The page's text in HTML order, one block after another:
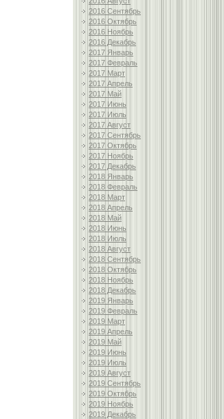
2016 Сентябрь
2016 Октябрь
2016 Ноябрь
2016 Декабрь
2017 Январь
2017 Февраль
2017 Март
2017 Апрель
2017 Май
2017 Июнь
2017 Июль
2017 Август
2017 Сентябрь
2017 Октябрь
2017 Ноябрь
2017 Декабрь
2018 Январь
2018 Февраль
2018 Март
2018 Апрель
2018 Май
2018 Июнь
2018 Июль
2018 Август
2018 Сентябрь
2018 Октябрь
2018 Ноябрь
2018 Декабрь
2019 Январь
2019 Февраль
2019 Март
2019 Апрель
2019 Май
2019 Июнь
2019 Июль
2019 Август
2019 Сентябрь
2019 Октябрь
2019 Ноябрь
2019 Декабрь